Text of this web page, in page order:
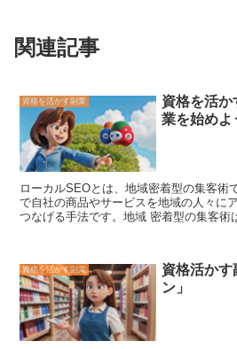
関連記事
資格を活かす副業
資格を活か
業を始めよ
ローカルSEOとは、地域密着型の集客術
で自社の商品やサービスを地域の人々に
つなげる手法です。地域 密着型の集客術
多くの地域の人々に見てもらうことがで
きます。また、地域に特化したキーワー
で上位表示されやすくなり、より多くの
ービスを見つけてくれるようになります
は、比較的安価で実施することができる
の高い集客術として注目されています。
資格を活かす副業
資格活かす
ン」